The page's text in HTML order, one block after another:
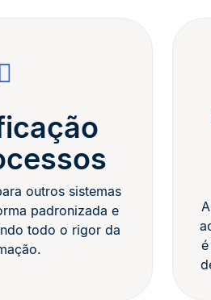
outros sistemas
padronizada e
todo o rigor da